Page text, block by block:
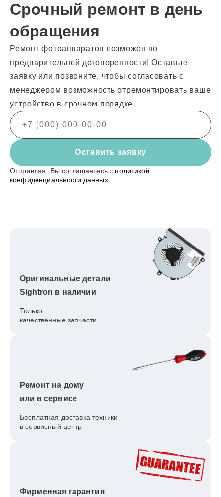
Срочный ремонт в день
обращения
Ремонт фотоаппаратов возможен по
предварительной договоренности! Оставьте
заявку или позвоните, чтобы согласовать с
менеджером возможность отремонтировать ваше
устройство в срочном порядке
Оставить заявку
Отправляя, Вы соглашаетесь с политикой
конфиденциальности данных
Оригинальные детали
Sightron в наличии
Только
качественные запчасти
Ремонт на дому
или в сервисе
Бесплатная доставка техники
в сервисный центр
Фирменная гарантия